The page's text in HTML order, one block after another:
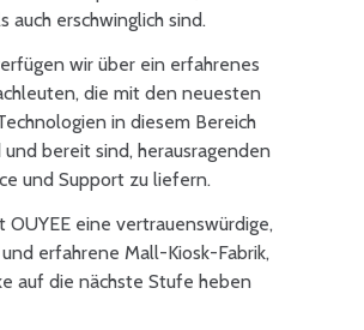
auch erschwinglich sind.
wir über ein erfahrenes
die mit den neuesten
in diesem Bereich
bereit sind, herausragenden
und Support zu liefern.
OUYEE eine vertrauenswürdige,
erfahrene Mall-Kiosk-Fabrik,
auf die nächste Stufe heben